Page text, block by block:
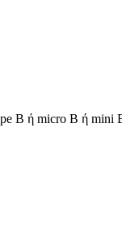
B ή micro B ή